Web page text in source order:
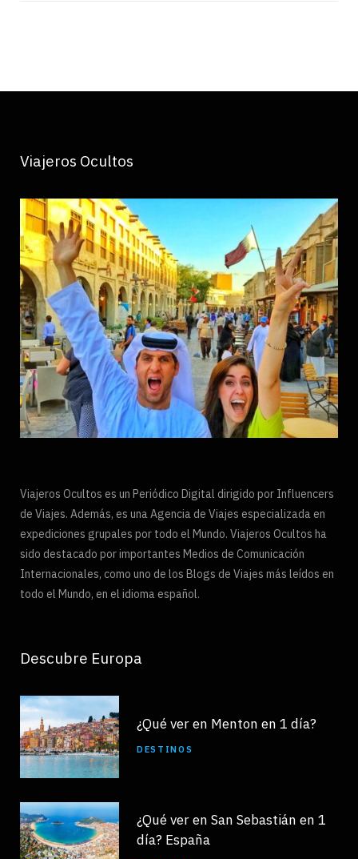
Viajeros Ocultos
Viajeros Ocultos es un Periódico Digital dirigido por Influencers
de Viajes. Además, es una Agencia de Viajes especializada en
expediciones grupales por todo el Mundo. Viajeros Ocultos ha
sido destacado por importantes Medios de Comunicación
Internacionales, como uno de los Blogs de Viajes más leídos en
todo el Mundo, en el idioma español.
Descubre Europa
¿Qué ver en Menton en 1 día?
DESTINOS
¿Qué ver en San Sebastián en 1
día? España